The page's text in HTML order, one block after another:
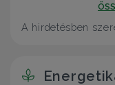
A hirdetésben